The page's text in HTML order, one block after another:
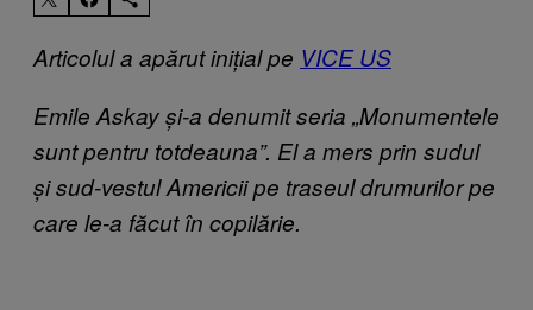
Articolul a apărut inițial pe VICE US
Emile Askay și-a denumit seria „Monumentele
sunt pentru totdeauna”. El a mers prin sudul
și sud-vestul Americii pe traseul drumurilor pe
care le-a făcut în copilărie.